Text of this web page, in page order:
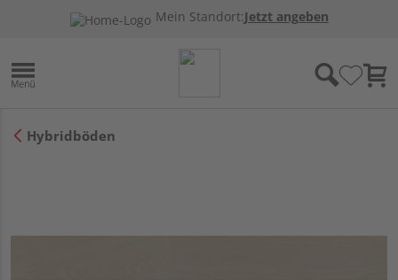
Mein Standort:Jetzt angeben
Hybridböden